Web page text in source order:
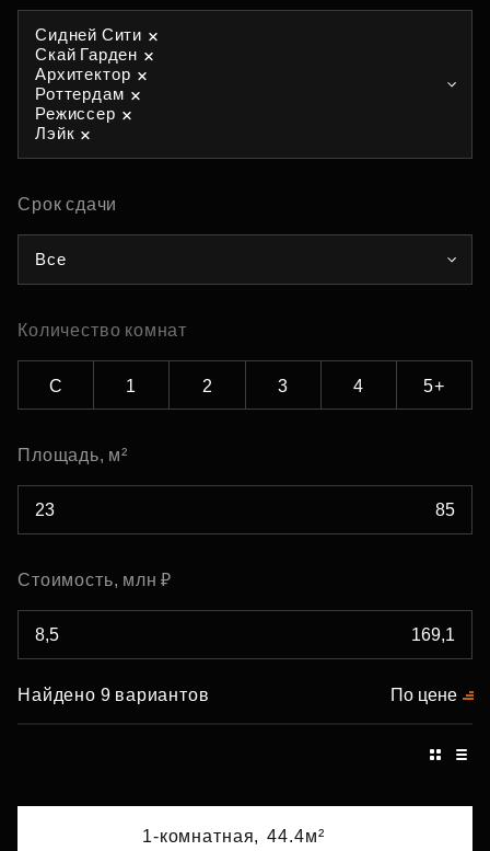
Сидней Сити
Скай Гарден
Архитектор
Роттердам
Режиссер
Лэйк
Срок сдачи
Все
Количество комнат
С 1 2 3 4 5+
Площадь, м²
Стоимость, млн ₽
Найдено 9 вариантов По цене
1-комнатная, 44.4м²